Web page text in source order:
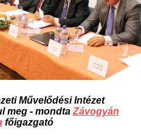
Művelődési Intézet
meg - mondta Závogyán
főigazgató